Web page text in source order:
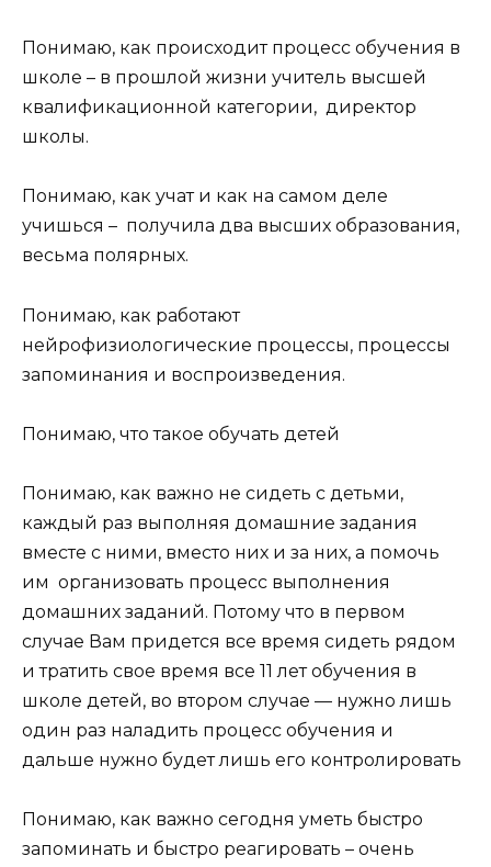
Понимаю, как происходит процесс обучения в
школе – в прошлой жизни учитель высшей
квалификационной категории, директор
школы.
Понимаю, как учат и как на самом деле
учишься – получила два высших образования,
весьма полярных.
Понимаю, как работают
нейрофизиологические процессы, процессы
запоминания и воспроизведения.
Понимаю, что такое обучать детей
Понимаю, как важно не сидеть с детьми,
каждый раз выполняя домашние задания
вместе с ними, вместо них и за них, а помочь
им организовать процесс выполнения
домашних заданий. Потому что в первом
случае Вам придется все время сидеть рядом
и тратить свое время все 11 лет обучения в
школе детей, во втором случае — нужно лишь
один раз наладить процесс обучения и
дальше нужно будет лишь его контролировать
Понимаю, как важно сегодня уметь быстро
запоминать и быстро реагировать – очень